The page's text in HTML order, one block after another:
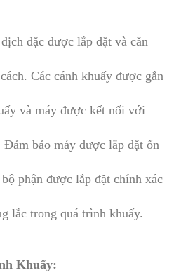
đặc được lắp đặt và căn
Các cánh khuấy được gắn
và máy được kết nối với
Đảm bảo máy được lắp đặt ổn
phận được lắp đặt chính xác
lắc trong quá trình khuấy.
Khuấy: